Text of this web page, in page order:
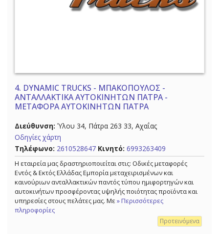
4. DYNAMIC TRUCKS - ΜΠΑΚΟΠΟΥΛΟΣ -
ΑΝΤΑΛΛΑΚΤΙΚΑ ΑΥΤΟΚΙΝΗΤΩΝ ΠΑΤΡΑ -
ΜΕΤΑΦΟΡΑ ΑΥΤΟΚΙΝΗΤΩΝ ΠΑΤΡΑ
Διεύθυνση: Ύλου 34, Πάτρα 263 33, Αχαΐας
Οδηγίες χάρτη
Τηλέφωνο: 2610528647 Κινητό: 6993263409
Η εταιρεία μας δραστηριοποιείται στις: Οδικές μεταφορές
Εντός & Εκτός Ελλάδας Εμπορία μεταχειρισμένων και
καινούριων ανταλλακτικών παντός τύπου ημιφορτηγών και
αυτοκινήτων προσφέροντας υψηλής ποιότητας προϊόντα και
υπηρεσίες στους πελάτες μας. Με » Περισσότερες
πληροφορίες
Προτεινόμενα